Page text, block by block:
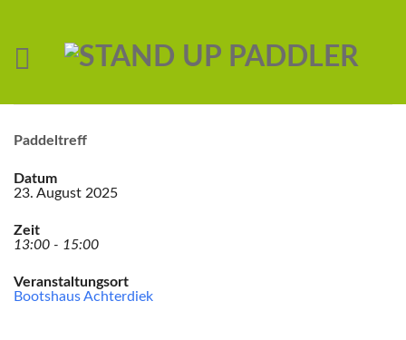
Paddeltreff
Datum
23. August 2025
Zeit
13:00 - 15:00
Veranstaltungsort
Bootshaus Achterdiek